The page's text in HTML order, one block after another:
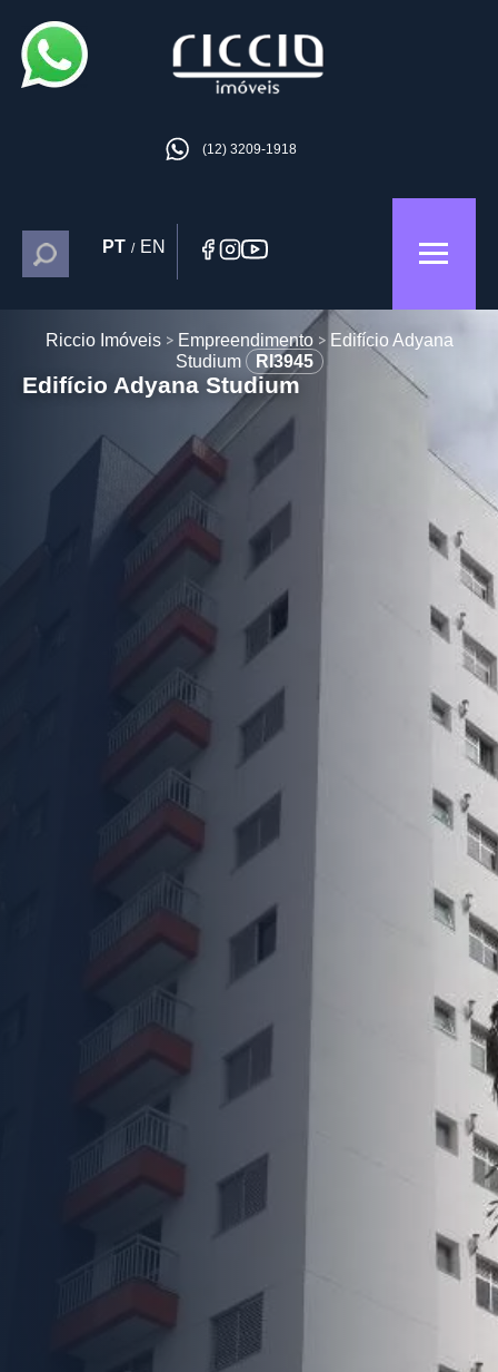
(12) 3209-1918
PT / EN
Riccio Imóveis Empreendimento
Edifício Adyana
Studium
RI3945
Edifício Adyana Studium